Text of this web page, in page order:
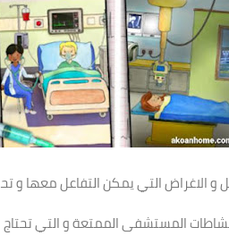
و الاغراض التي يمكن التفاعل معها
المستشفى الممتعة و التي تحتاج